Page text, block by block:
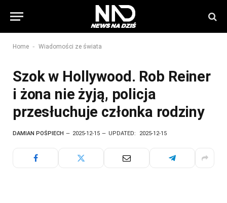
Home - Wiadomości ze świata
Szok w Hollywood. Rob Reiner
i żona nie żyją, policja
przesłuchuje członka rodziny
DAMIAN POŚPIECH 2025-12-15 UPDATED: 2025-12-15